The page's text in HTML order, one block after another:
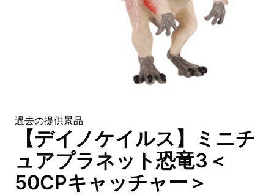
過去の提供景品
【デイノケイルス】ミニチ
ュアプラネット恐竜3＜
50CPキャッチャー＞